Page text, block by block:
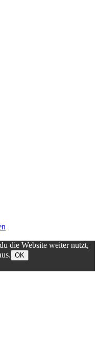
die Website weiter nutzt,
OK